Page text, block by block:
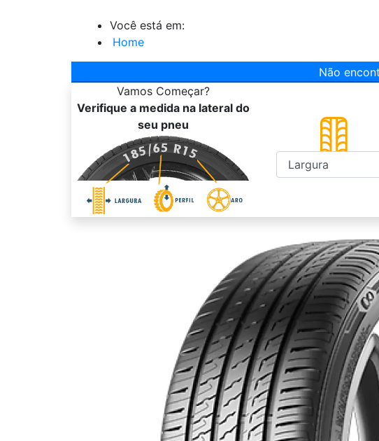
Você está em:
Home
Vamos Começar?
Verifique a medida na lateral do
seu pneu